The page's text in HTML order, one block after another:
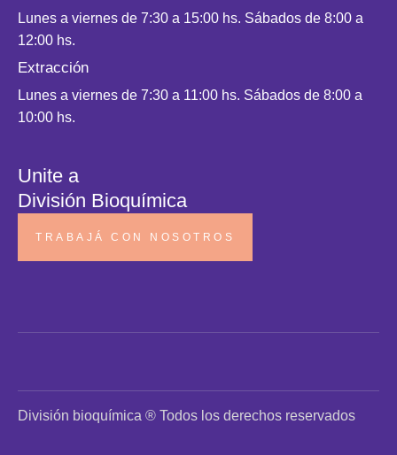
Lunes a viernes de 7:30 a 15:00 hs. Sábados de 8:00 a
12:00 hs.
Extracción
Lunes a viernes de 7:30 a 11:00 hs. Sábados de 8:00 a
10:00 hs.
Unite a
División Bioquímica
TRABAJÁ CON NOSOTROS
División bioquímica ® Todos los derechos reservados